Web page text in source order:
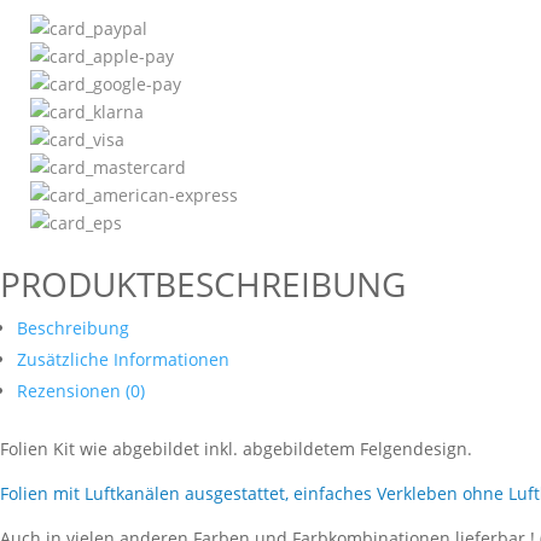
PRODUKTBESCHREIBUNG
Beschreibung
Zusätzliche Informationen
Rezensionen (0)
Folien Kit wie abgebildet inkl. abgebildetem Felgendesign.
Folien mit Luftkanälen ausgestattet, einfaches Verkleben ohne